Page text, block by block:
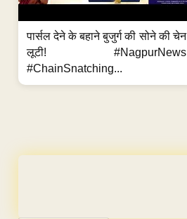
पार्सल देने के बहाने बुजुर्ग की सोने की चेन
लूटी! #NagpurNews
#ChainSnatching...